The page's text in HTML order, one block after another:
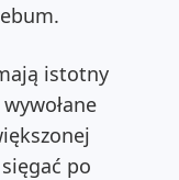
istotny
po